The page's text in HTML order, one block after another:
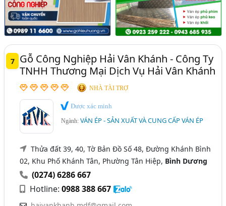
7
Gỗ Công Nghiệp Hải Vân Khánh - Công Ty
TNHH Thương Mại Dịch Vụ Hải Vân Khánh
NHÀ TÀI TRỢ
Được xác minh
Ngành:VÁN ÉP - SẢN XUẤT VÀ CUNG CẤP VÁN ÉP
Thửa đất 39, 40, Tờ Bản Đồ Số 48, Đường Khánh Bình
02, Khu Phố Khánh Tân, Phường Tân Hiệp, Bình Dương
(0274) 6286 667
Hotline:0988 388 667